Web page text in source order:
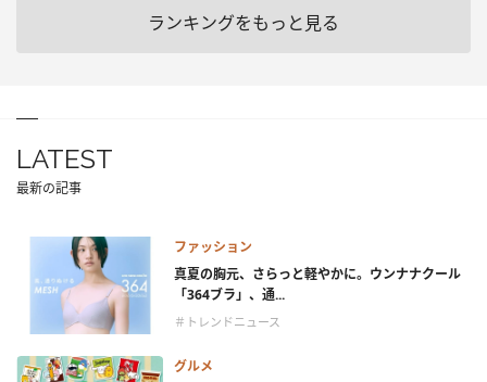
ランキングをもっと見る
LATEST
最新の記事
ファッション
真夏の胸元、さらっと軽やかに。ウンナナクール
「364ブラ」、通...
＃トレンドニュース
グルメ